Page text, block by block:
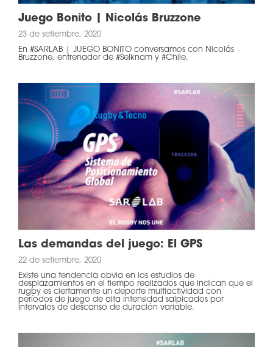
Juego Bonito | Nicolás Bruzzone
23 de setiembre, 2020
En #SARLAB | JUEGO BONITO conversamos con Nicolás
Bruzzone, entrenador de #Selknam y #Chile.
Las demandas del juego: El GPS
22 de setiembre, 2020
Existe una tendencia obvia en los estudios de
desplazamientos en el tiempo realizados que indican que el
rugby es ciertamente un deporte multiactividad con
períodos de juego de alta intensidad salpicados por
intervalos de descanso de duración variable.